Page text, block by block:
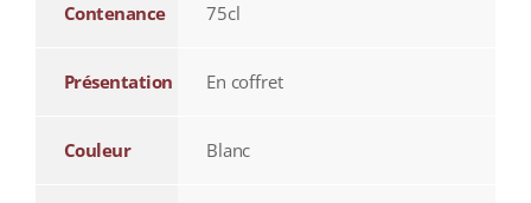
Contenance 75cl
Présentation En coffret
Couleur Blanc